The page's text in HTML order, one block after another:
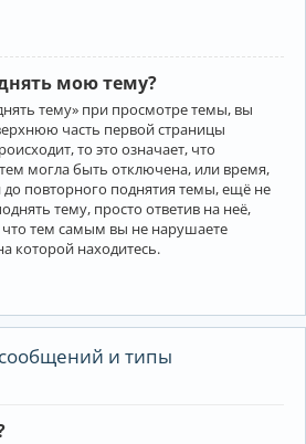
мою тему?
тему» при просмотре темы, вы
часть первой страницы
то это означает, что
могла быть отключена, или время,
повторного поднятия темы, ещё не
тему, просто ответив на неё,
что тем самым вы не нарушаете
которой находитесь.
и типы